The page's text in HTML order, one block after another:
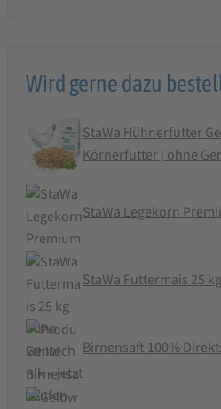
Wird gerne dazu
StaWa Hühnerfutter
Körnerfutter | ohne
StaWa Legekorn
StaWa Futtermais 25
Birnensaft 100%